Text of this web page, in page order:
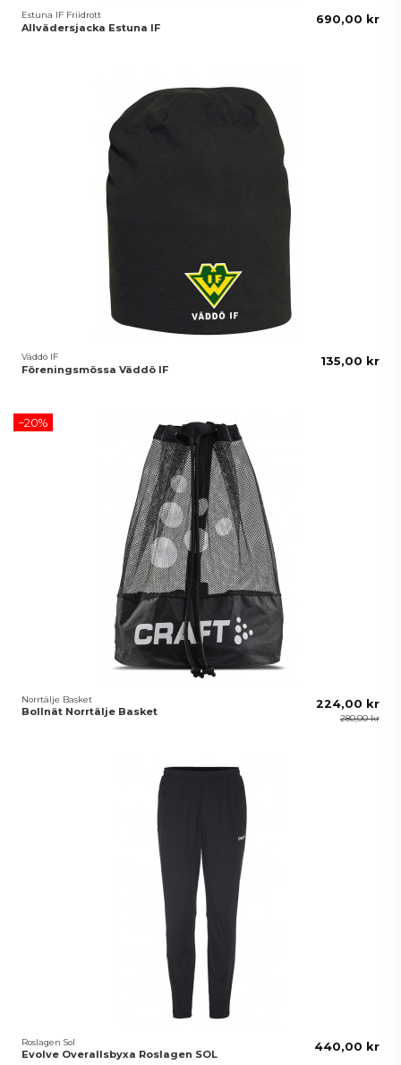
Estuna IF Friidrott
Allvädersjacka Estuna IF
690,00 kr
Väddö IF
Föreningsmössa Väddö IF
135,00 kr
−20%
Norrtälje Basket
Bollnät Norrtälje Basket
224,00 kr
280,00 kr
Roslagen Sol
Evolve Overallsbyxa Roslagen SOL
440,00 kr